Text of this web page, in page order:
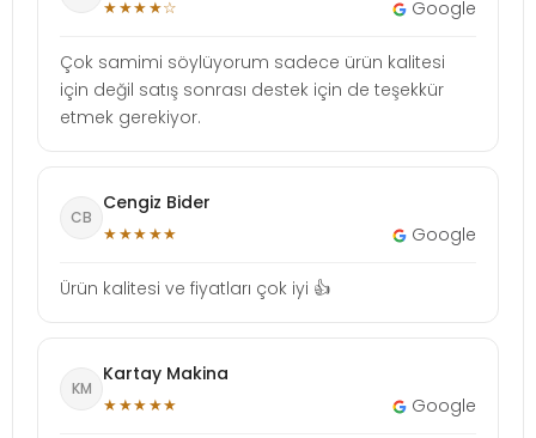
★★★★☆ Google
Çok samimi söylüyorum sadece ürün kalitesi
için değil satış sonrası destek için de teşekkür
etmek gerekiyor.
CB
Cengiz Bider
★★★★★ Google
Ürün kalitesi ve fiyatları çok iyi 👍
KM
Kartay Makina
★★★★★ Google